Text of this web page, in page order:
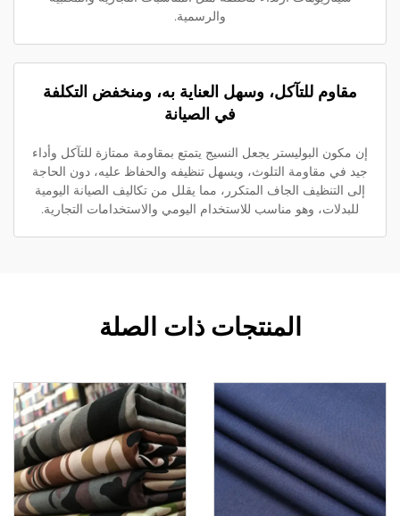
والرسمية.
مقاوم للتآكل، وسهل العناية به، ومنخفض التكلفة
في الصيانة
إن مكون البوليستر يجعل النسيج يتمتع بمقاومة ممتازة للتآكل وأداء
جيد في مقاومة التلوث، ويسهل تنظيفه والحفاظ عليه، دون الحاجة
إلى التنظيف الجاف المتكرر، مما يقلل من تكاليف الصيانة اليومية
للبدلات، وهو مناسب للاستخدام اليومي والاستخدامات التجارية.
المنتجات ذات الصلة